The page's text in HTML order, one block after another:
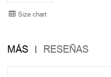
Size chart
MÁS RESEÑAS